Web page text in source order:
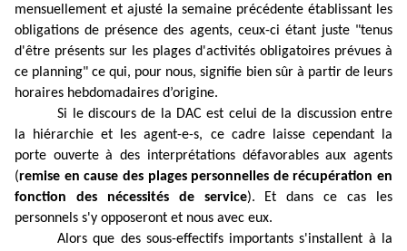
mensuellement et ajusté la semaine précédente établissant les
obligations de présence des agents, ceux-ci étant juste "tenus
d'être présents sur les plages d'activités obligatoires prévues à
ce planning" ce qui, pour nous, signifie bien sûr à partir de leurs
horaires hebdomadaires d’origine.
Si le discours de la DAC est celui de la discussion entre
la hiérarchie et les agent-e-s, ce cadre laisse cependant la
porte ouverte à des interprétations défavorables aux agents
(remise en cause des plages personnelles de récupération en
fonction des nécessités de service). Et dans ce cas les
personnels s'y opposeront et nous avec eux.
Alors que des sous-effectifs importants s'installent à la